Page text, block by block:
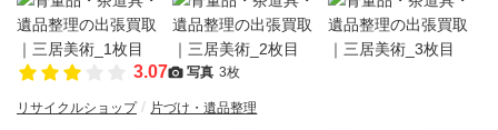
3.07 写真 3枚
リサイクルショップ 片づけ・遺品整理